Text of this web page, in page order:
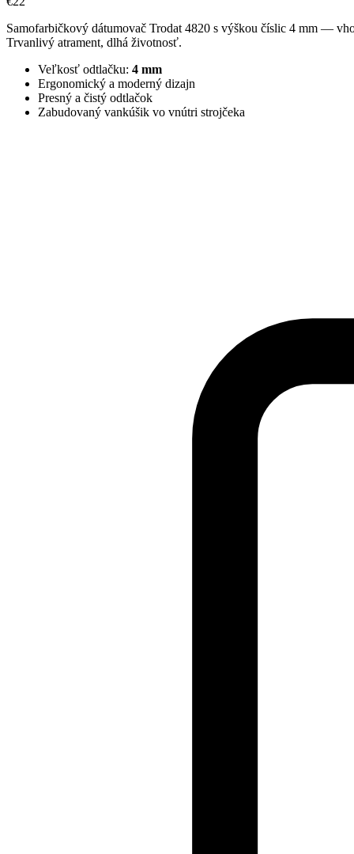
Samofarbičkový dátumovač Trodat 4820 s výškou číslic 4 mm —
Trvanlivý atrament, dlhá životnosť.
Veľkosť odtlačku: 4 mm
Ergonomický a moderný dizajn
Presný a čistý odtlačok
Zabudovaný vankúšik vo vnútri strojčeka